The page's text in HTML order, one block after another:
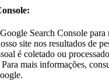
Search Console para
site nos resultados de
é coletado ou
Para mais informações,